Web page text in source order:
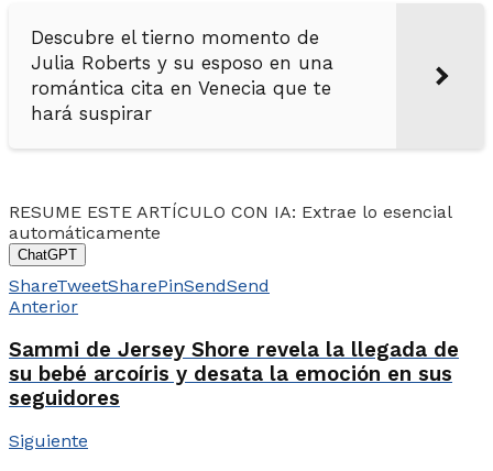
Descubre el tierno momento de
Julia Roberts y su esposo en una
romántica cita en Venecia que te
hará suspirar
RESUME ESTE ARTÍCULO CON IA: Extrae lo esencial
automáticamente
ChatGPT
ShareTweetSharePinSendSend
Anterior
Sammi de Jersey Shore revela la llegada de
su bebé arcoíris y desata la emoción en sus
seguidores
Siguiente